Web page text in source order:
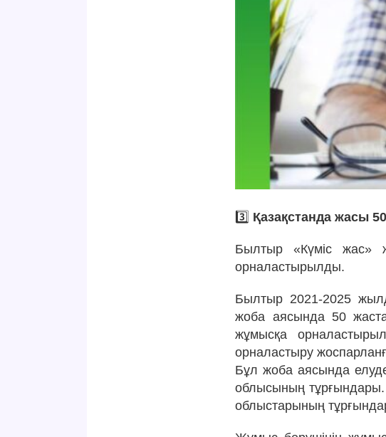
3️⃣ Қазақстанда жасы
Былтыр «Күміс жас»
орналастырылды.
Былтыр 2021-2025
жоба аясында 50
жұмысқа
орналастыру
Бұл жоба аясында
облысының
облыстарының